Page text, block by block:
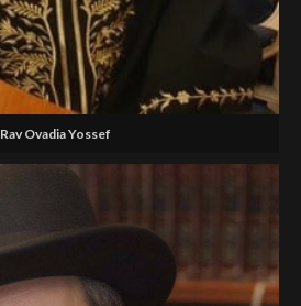
Rav Ovadia Yossef